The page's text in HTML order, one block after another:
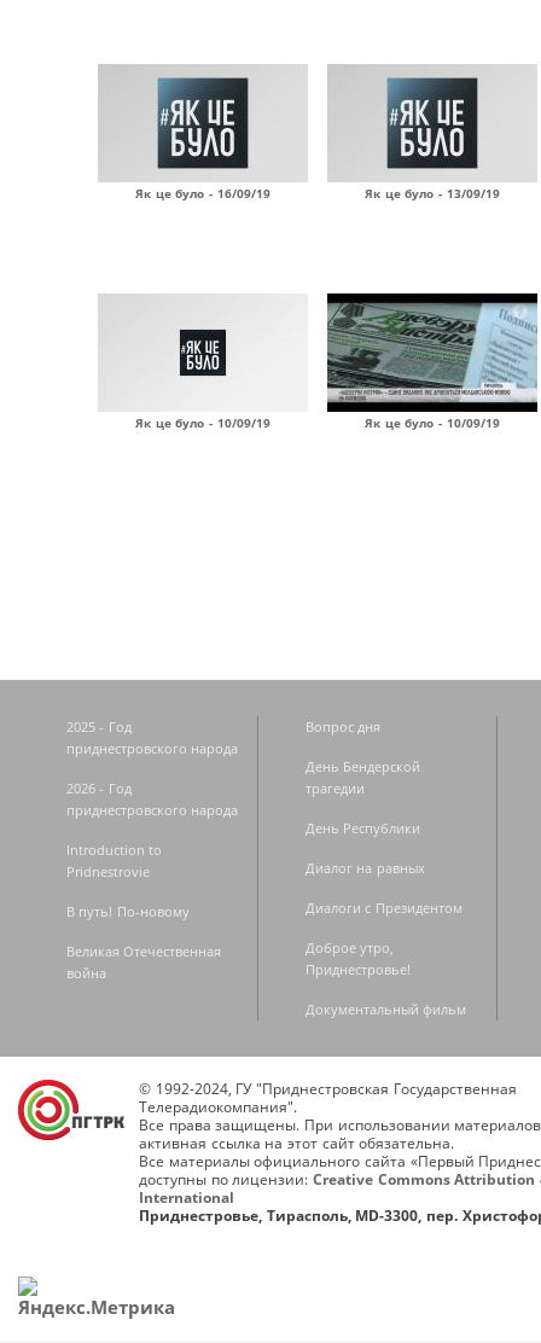
Як це було - 16/09/19 Як це було - 13/09/19
Як це було - 10/09/19 Як це було - 10/09/19
2025 - Год
приднестровского народа
2026 - Год
приднестровского народа
Introduction to
Pridnestrovie
В путь! По-новому
Великая Отечественная
война
Вопрос дня
День Бендерской
трагедии
День Республики
Диалог на равных
Диалоги с Президентом
Доброе утро,
Приднестровье!
Документальный фильм
© 1992-2024, ГУ "Приднестровская Государственная
Телерадиокомпания".
Все права защищены. При использовании
активная ссылка на этот сайт обязательна.
Все материалы официального сайта «Первый
доступны по лицензии: Creative Commons Attribution
International
Приднестровье, Тирасполь, MD-3300, пер.